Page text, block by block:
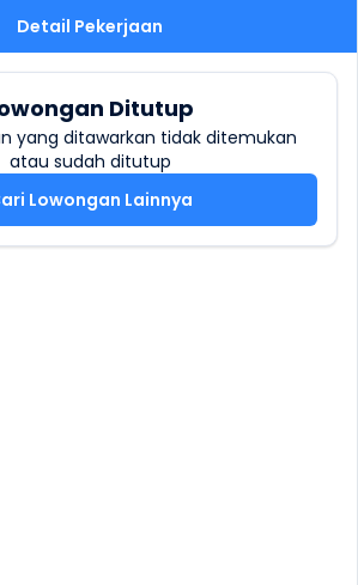
Detail Pekerjaan
Ditutup
yang ditawarkan tidak ditemukan
atau sudah ditutup
Lowongan Lainnya